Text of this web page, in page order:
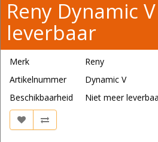
Reny Dynamic
leverbaar
Merk
Reny
Artikelnummer
Dynamic V
Beschikbaarheid
Niet meer